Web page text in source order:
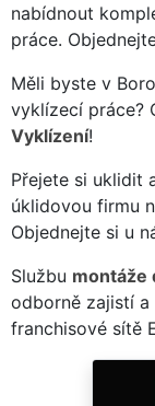
nabídnout
práce.
Měli byste v
vyklízecí práce?
Vyklízení!
Přejete si uklidit
úklidovou firmu
Objednejte si u
Službu montáže
odborně zajistí
franchisové sítě